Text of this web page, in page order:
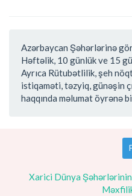
Azərbaycan Şəhərlərinə
Həftəlik, 10 günlük ve 15
Ayrıca Rütubətlilik, şeh
istiqaməti, təzyiq, günəşin
haqqında məlumat öyrənə
Xarici Dünya